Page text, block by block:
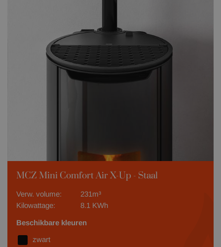
MCZ Mini Comfort Air X-Up - Staal
Verw. volume:
231m³
Kilowattage:
8.1 KWh
Beschikbare kleuren
zwart